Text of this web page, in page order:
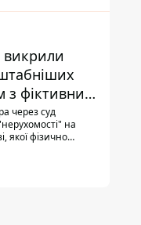
викрили
з фіктивним
через суд
на
якої фізично